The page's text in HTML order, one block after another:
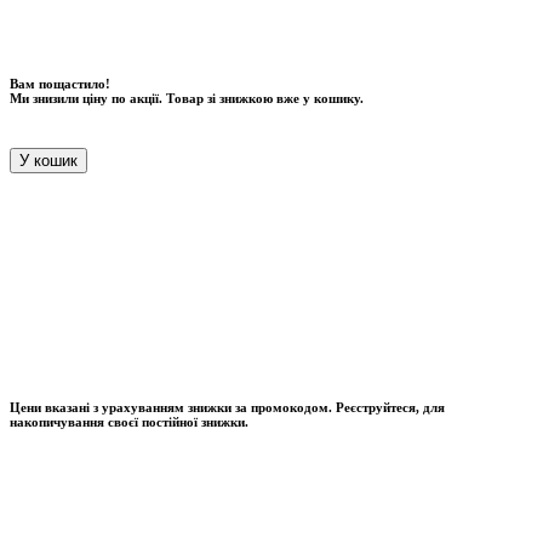
Вам пощастило!
Ми знизили ціну по акції. Товар зі знижкою вже у кошику.
У кошик
Цени вказані з урахуванням знижки за промокодом. Реєструйтеся, для
накопичування своєї постійної знижки.